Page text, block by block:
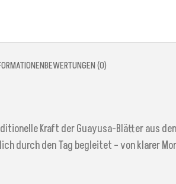
BEWERTUNGEN (0)
Kraft der Guayusa-Blätter aus
durch den Tag begleitet – von klarer